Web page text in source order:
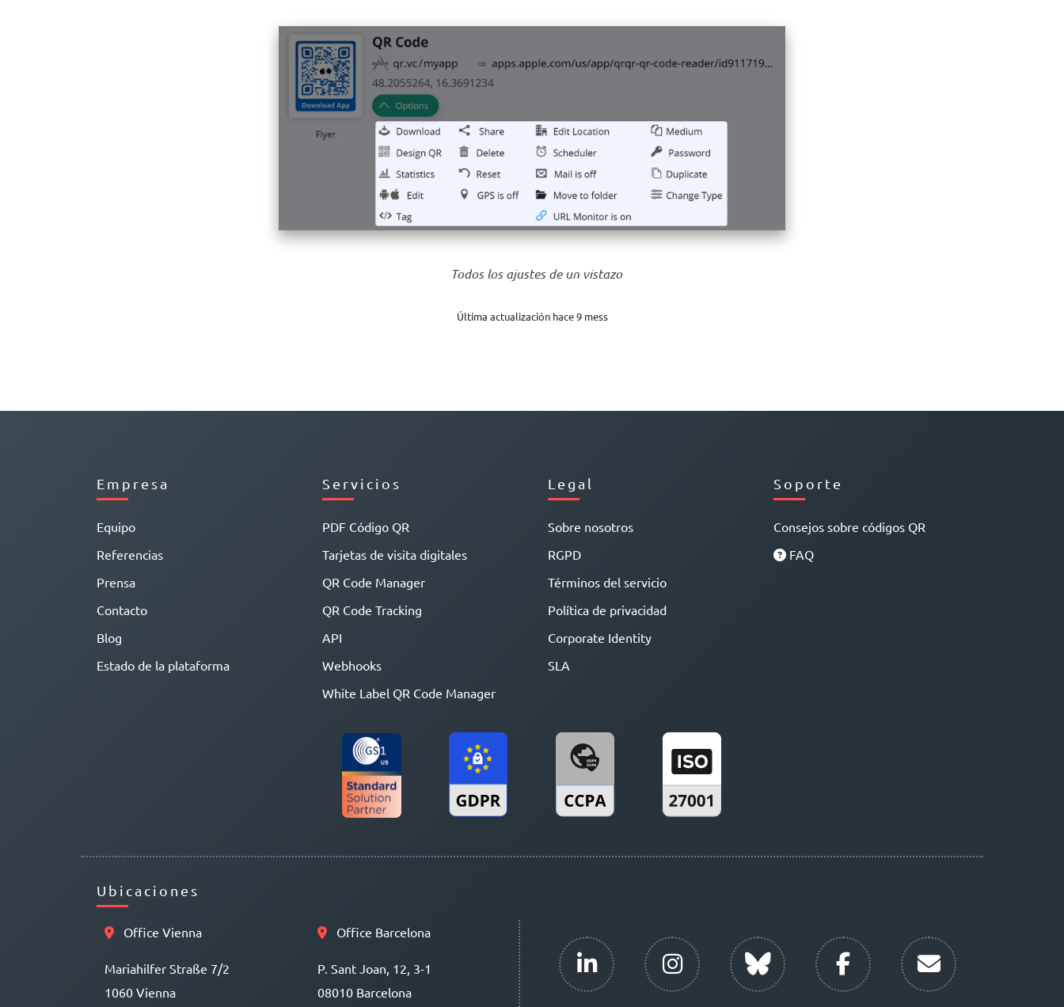
Todos los ajustes de un vistazo
Última actualización hace 9 mess
Empresa
Equipo
Referencias
Prensa
Contacto
Blog
Estado de la plataforma
Servicios
PDF Código QR
Tarjetas de visita digitales
QR Code Manager
QR Code Tracking
API
Webhooks
White Label QR Code Manager
Legal
Sobre nosotros
RGPD
Términos del servicio
Política de privacidad
Corporate Identity
SLA
Soporte
Consejos sobre códigos QR
FAQ
Ubicaciones
Office Vienna
Mariahilfer Straße 7/2
1060 Vienna
Office Barcelona
P. Sant Joan, 12, 3-1
08010 Barcelona